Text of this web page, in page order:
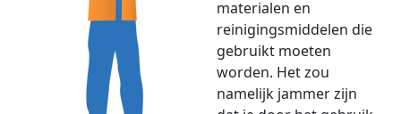
materialen en
reinigingsmiddelen die
gebruikt moeten
worden. Het zou
namelijk jammer zijn